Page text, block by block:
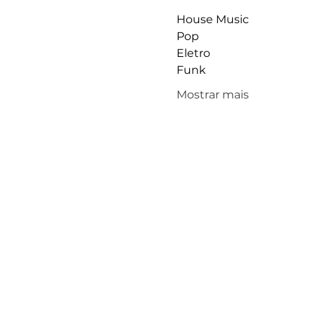
House Music
Pop
Eletro
Funk
Mostrar mais